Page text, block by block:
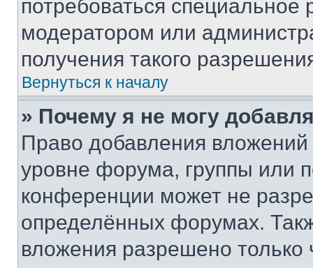
потребоваться
модератором или
получения такого
Вернуться к началу
» Почему я не могу
Право добавления
уровне форума, группы или
конференции может не
определённых форумах.
вложения разрешено